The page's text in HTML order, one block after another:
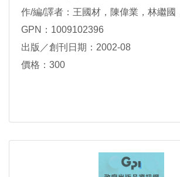
作/編/譯者：王國材，陳偉業，林繼國
GPN：1009102396
出版／創刊日期：2002-08
價格：300